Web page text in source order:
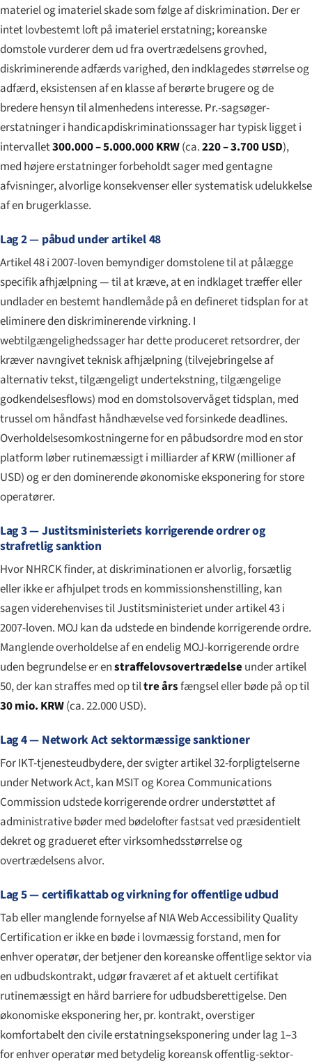
materiel og imateriel skade som følge af diskrimination. Der er
intet lovbestemt loft på imateriel erstatning; koreanske
domstole vurderer dem ud fra overtrædelsens grovhed,
diskriminerende adfærds varighed, den indklagedes størrelse og
adfærd, eksistensen af en klasse af berørte brugere og de
bredere hensyn til almenhedens interesse. Pr.-sagsøger-
erstatninger i handicapdiskriminationssager har typisk ligget i
intervallet300.000 – 5.000.000 KRW(ca.220 – 3.700 USD),
med højere erstatninger forbeholdt sager med gentagne
afvisninger, alvorlige konsekvenser eller systematisk udelukkelse
af en brugerklasse.
Lag 2 — påbud under artikel 48
Artikel 48 i 2007-loven bemyndiger domstolene til at pålægge
specifik afhjælpning — til at kræve, at en indklaget træffer eller
undlader en bestemt handlemåde på en defineret tidsplan for at
eliminere den diskriminerende virkning. I
webtilgængeligheds­sager har dette produceret retsordrer, der
kræver navngivet teknisk afhjælpning (tilvejebringelse af
alternativ tekst, tilgængeligt undertekstning, tilgængelige
godkendelses­flows) mod en domstolsovervåget tidsplan, med
trussel om håndfast håndhævelse ved forsinkede deadlines.
Overholdelsesomkostningerne for en påbudsordre mod en stor
platform løber rutinemæssigt i milliarder af KRW (millioner af
USD) og er den dominerende økonomiske eksponering for store
operatører.
Lag 3 — Justitsministeriets korrigerende ordrer og
strafretlig sanktion
Hvor NHRCK finder, at diskriminationen er alvorlig, forsætlig
eller ikke er afhjulpet trods en kommissions­henstilling, kan
sagen viderehenvises til Justitsministeriet under artikel 43 i
2007-loven. MOJ kan da udstede en bindende korrigerende ordre.
Manglende overholdelse af en endelig MOJ-korrigerende ordre
uden begrundelse er enstraffelovsovertrædelseunder artikel
50, der kan straffes med op tiltre årsfængsel eller bøde på op til
30 mio. KRW(ca. 22.000 USD).
Lag 4 — Network Act sektormæssige sanktioner
For IKT-tjenesteudbydere, der svigter artikel 32-forpligtelserne
under Network Act, kan MSIT og Korea Communications
Commission udstede korrigerende ordrer understøttet af
administrative bøder med bødelofter fastsat ved præsidentielt
dekret og gradueret efter virksomheds­størrelse og
overtrædelsens alvor.
Lag 5 — certifikattab og virkning for offentlige udbud
Tab eller manglende fornyelse af NIA Web Accessibility Quality
Certification er ikke en bøde i lovmæssig forstand, men for
enhver operatør, der betjener den koreanske offentlige sektor via
en udbudskontrakt, udgør fraværet af et aktuelt certifikat
rutinemæssigt en hård barriere for udbudsberettigelse. Den
økonomiske eksponering her, pr. kontrakt, overstiger
komfortabelt den civile erstatningseksponering under lag 1–3
for enhver operatør med betydelig koreansk offentlig-sektor-